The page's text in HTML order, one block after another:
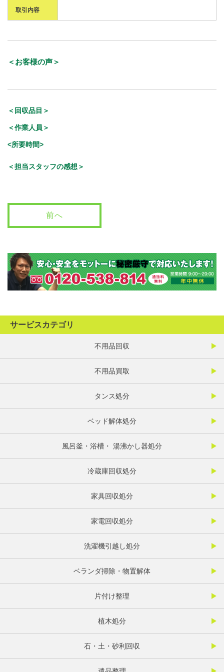
取引内容
＜お客様の声＞
＜回収品目＞
＜作業人員＞
<所要時間>
＜担当スタッフの感想＞
前へ
サービスカテゴリ
不用品回収
不用品買取
タンス処分
ベッド解体処分
風呂釜・浴槽・ 湯沸かし器処分
冷蔵庫回収処分
家具回収処分
家電回収処分
洗濯機引越し処分
ベランダ掃除・物置解体
片付け整理
植木処分
石・土・砂利回収